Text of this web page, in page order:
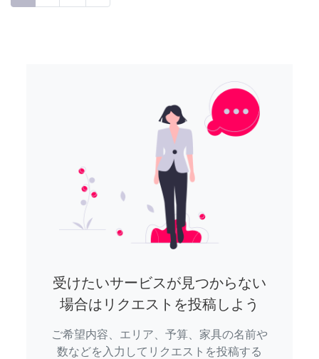
受けたいサービスが見つからない
場合はリクエストを投稿しよう
ご希望内容、エリア、予算、家具の名前や
数などを入力してリクエストを投稿する